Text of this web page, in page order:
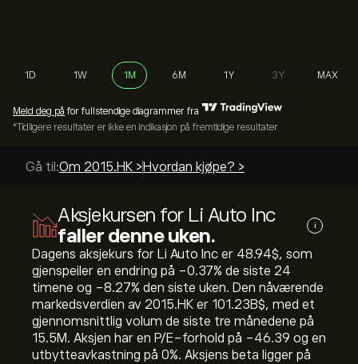
1D 1W 1M 6M 1Y 3Y MAX
Meld deg på for fullstendige diagrammer fra
*Tidligere resultater er ikke en indikasjon på fremtidige resultater
Gå til:Om 2015.HK > Hvordan kjøpe? >
Aksjekursen for Li Auto Inc
faller denne uken.
i
Dagens aksjekurs for Li Auto Inc er 48.94‎$‎, som
gjenspeiler en endring på ‎-0.37‎% de siste 24
timene og ‎-8.27‎% den siste uken. Den nåværende
markedsverdien av 2015.HK er 101.23B‎$‎, med et
gjennomsnittlig volum de siste tre månedene på
15.5M. Aksjen har en P/E-forhold på -46.39 og en
utbytteavkastning på 0%. Aksjens beta ligger på